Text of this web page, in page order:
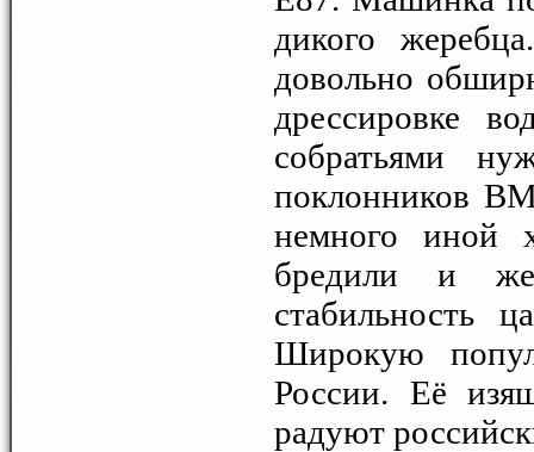
дикого
довольно
дрессировке
собратьями
поклонников
немного иной
бредили и
стабильность
Широкую
России. Её
радуют